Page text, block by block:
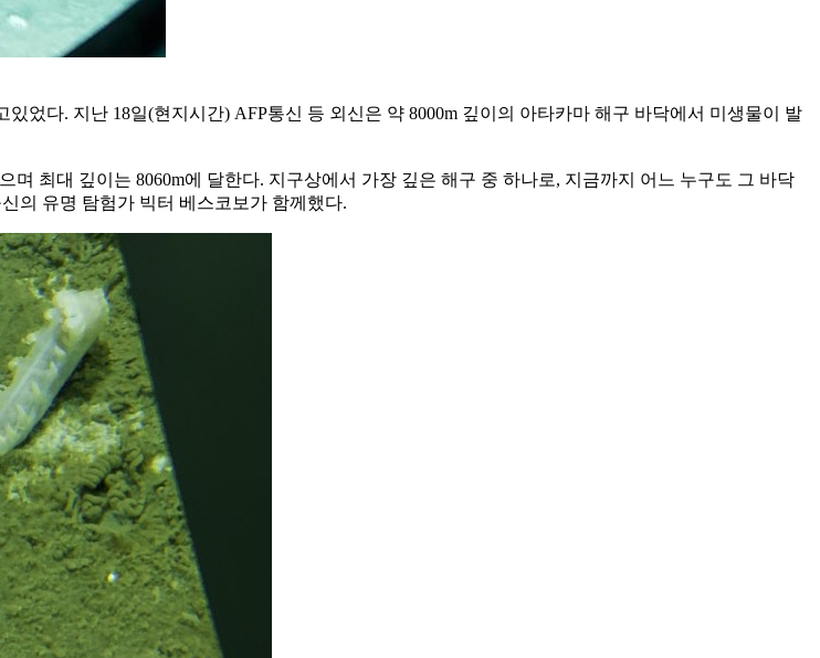
었다. 지난 18일(현지시간) AFP통신 등 외신은 약 8000m 깊이의 아타카마 해구 바닥에서 미생물이 발
최대 깊이는 8060m에 달한다. 지구상에서 가장 깊은 해구 중 하나로, 지금까지 어느 누구도 그 바닥
의 유명 탐험가 빅터 베스코보가 함께했다.